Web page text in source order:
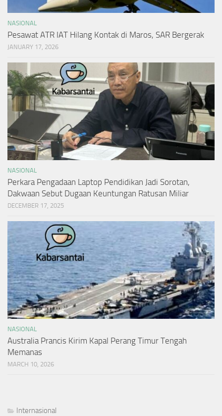
NASIONAL
Pesawat ATR IAT Hilang Kontak di Maros, SAR Bergerak
JANUARY 17, 2026
NASIONAL
Perkara Pengadaan Laptop Pendidikan Jadi Sorotan,
Dakwaan Sebut Dugaan Keuntungan Ratusan Miliar
DECEMBER 17, 2025
NASIONAL
Australia Prancis Kirim Kapal Perang Timur Tengah
Memanas
MARCH 10, 2026
Internasional